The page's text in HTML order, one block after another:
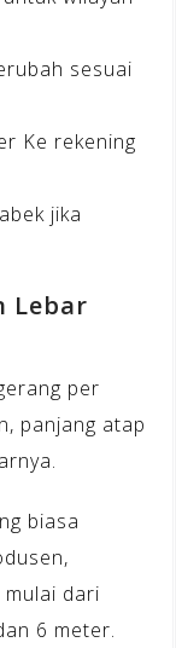
sesuai
Ke rekening
jika
Lebar
per
panjang atap
biasa
dari
6 meter.